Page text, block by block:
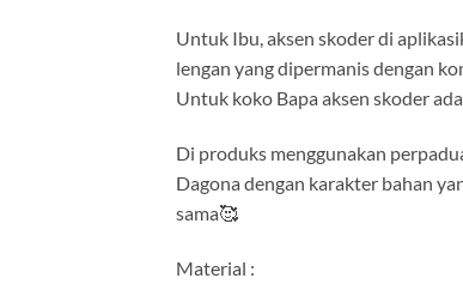
Untuk Ibu, aksen skoder di
lengan yang dipermanis dengan
Untuk koko Bapa aksen skoder
Di produks menggunakan
Dagona dengan karakter bahan
sama🥰
Material :